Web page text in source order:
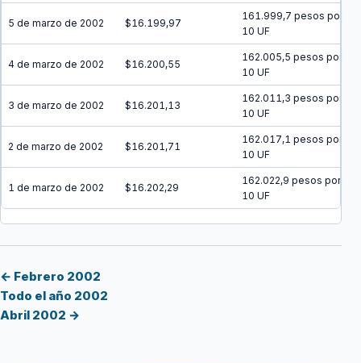
5 de marzo de 2002 $16.199,97
161.999,7 pesos por
10 UF
4 de marzo de 2002 $16.200,55
162.005,5 pesos por
10 UF
3 de marzo de 2002 $16.201,13
162.011,3 pesos por
10 UF
2 de marzo de 2002 $16.201,71
162.017,1 pesos por
10 UF
1 de marzo de 2002 $16.202,29
162.022,9 pesos por
10 UF
← Febrero 2002
Todo el año 2002
Abril 2002 →